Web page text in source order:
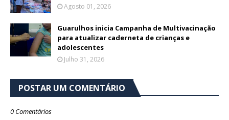
Agosto 01, 2026
Guarulhos inicia Campanha de Multivacinação
para atualizar caderneta de crianças e
adolescentes
Julho 31, 2026
POSTAR UM COMENTÁRIO
0 Comentários